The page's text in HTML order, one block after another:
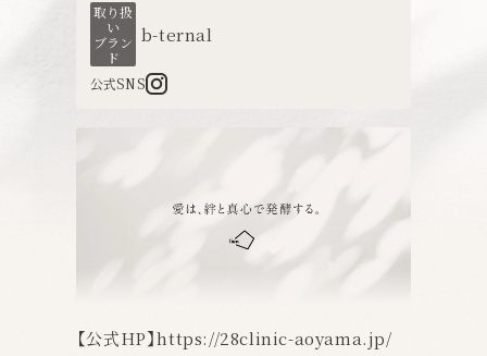
取り扱
い
ブラン
ド
b-ternal
公式SNS
【公式HP】https://28clinic-aoyama.jp/